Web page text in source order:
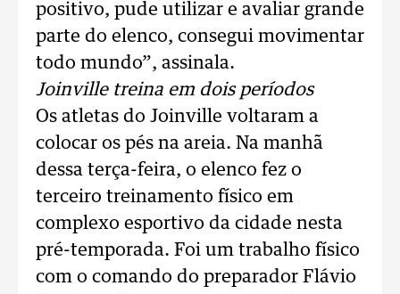
positivo, pude utilizar e avaliar grande
parte do elenco, consegui movimentar
todo mundo”, assinala.
Joinville treina em dois períodos
Os atletas do Joinville voltaram a
colocar os pés na areia. Na manhã
dessa terça-feira, o elenco fez o
terceiro treinamento físico em
complexo esportivo da cidade nesta
pré-temporada. Foi um trabalho físico
com o comando do preparador Flávio